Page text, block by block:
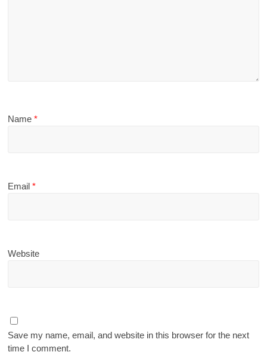
Name*
Email*
Website
Save my name, email, and website in this browser for the next
time I comment.